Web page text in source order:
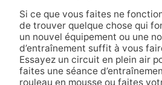
Si ce que vous faites ne
de trouver quelque chose qui
un nouvel équipement ou une
d’entraînement suffit à vous
Essayez un circuit en plein air
faites une séance
rouleau en mousse ou faites